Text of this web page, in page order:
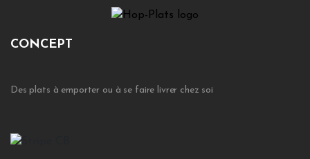
CONCEPT
Des plats à emporter ou à se faire livrer chez soi